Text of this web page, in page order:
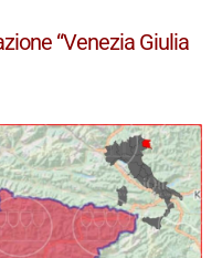
“Venezia Giulia